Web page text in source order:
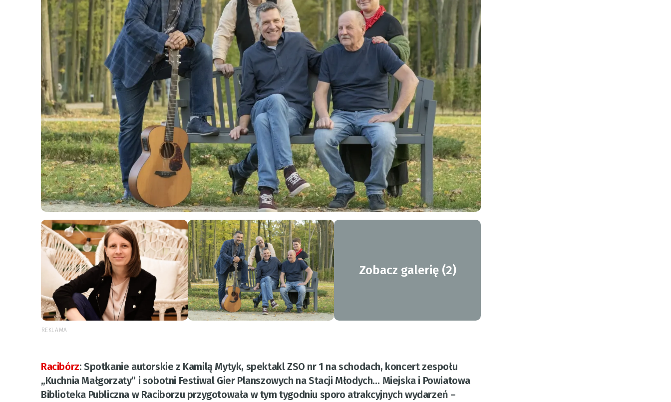
Zobacz galerię (2)
REKLAMA
Racibórz:Spotkanie autorskie z Kamilą Mytyk, spektakl ZSO nr 1 na schodach, koncert zespołu
„Kuchnia Małgorzaty” i sobotni Festiwal Gier Planszowych na Stacji Młodych… Miejska i Powiatowa
Biblioteka Publiczna w Raciborzu przygotowała w tym tygodniu sporo atrakcyjnych wydarzeń –